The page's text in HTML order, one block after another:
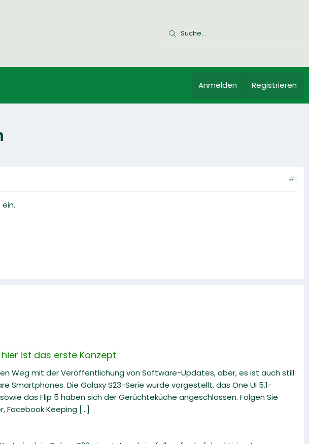
Anmelden Registrieren
#1
ist das erste Konzept
Weg mit der Veröffentlichung von Software-Updates, aber, es ist auch still
Die Galaxy S23-Serie wurde vorgestellt, das One UI 5.1-
das Flip 5 haben sich der Gerüchteküche angeschlossen. Folgen Sie
Facebook Keeping [...]